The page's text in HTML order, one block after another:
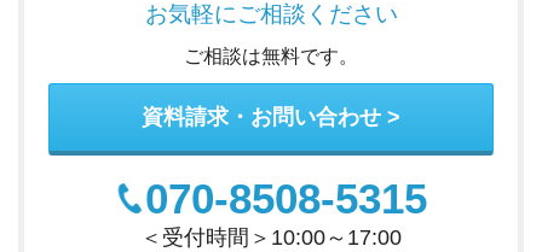
お気軽にご相談ください
ご相談は無料です。
資料請求・お問い合わせ
070-8508-5315
＜受付時間＞10:00～17:00